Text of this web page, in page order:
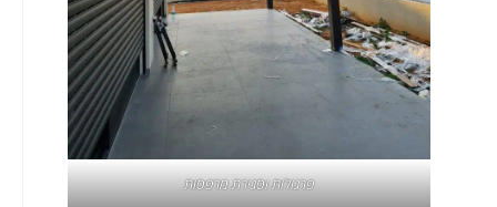
פרגולות וסגירת מרפסות